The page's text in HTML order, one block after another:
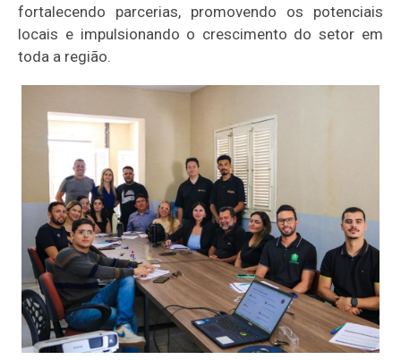
fortalecendo parcerias, promovendo os potenciais
locais e impulsionando o crescimento do setor em
toda a região.